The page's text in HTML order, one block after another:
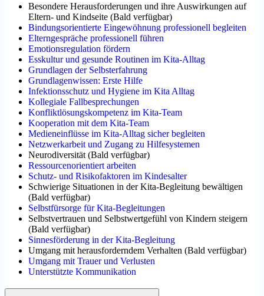
Besondere Herausforderungen und ihre Auswirkungen auf
Eltern- und Kindseite (Bald verfügbar)
Bindungsorientierte Eingewöhnung professionell begleiten
Elterngespräche professionell führen
Emotionsregulation fördern
Esskultur und gesunde Routinen im Kita-Alltag
Grundlagen der Selbsterfahrung
Grundlagenwissen: Erste Hilfe
Infektionsschutz und Hygiene im Kita Alltag
Kollegiale Fallbesprechungen
Konfliktlösungskompetenz im Kita-Team
Kooperation mit dem Kita-Team
Medieneinflüsse im Kita-Alltag sicher begleiten
Netzwerkarbeit und Zugang zu Hilfesystemen
Neurodiversität (Bald verfügbar)
Ressourcenorientiert arbeiten
Schutz- und Risikofaktoren im Kindesalter
Schwierige Situationen in der Kita-Begleitung bewältigen
(Bald verfügbar)
Selbstfürsorge für Kita-Begleitungen
Selbstvertrauen und Selbstwertgefühl von Kindern steigern
(Bald verfügbar)
Sinnesförderung in der Kita-Begleitung
Umgang mit herausforderndem Verhalten (Bald verfügbar)
Umgang mit Trauer und Verlusten
Unterstützte Kommunikation